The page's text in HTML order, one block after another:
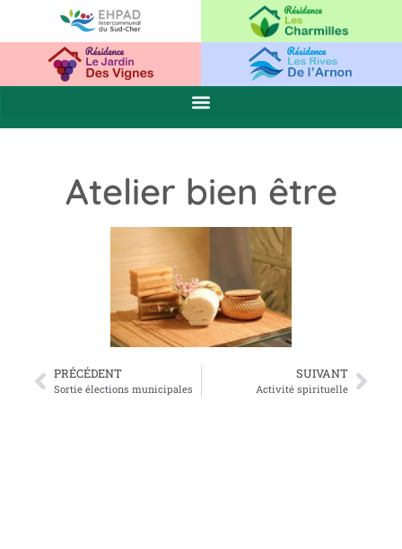
Atelier bien être
PRÉCÉDENT
Sortie élections municipales
SUIVANT
Activité spirituelle